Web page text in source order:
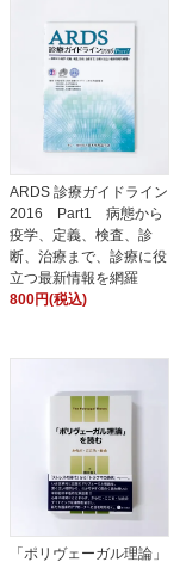
ARDS 診療ガイドライン
2016 Part1 病態から
疫学、定義、検査、診
断、治療まで、診療に役
立つ最新情報を網羅
800円(税込)
「ポリヴェーガル理論」